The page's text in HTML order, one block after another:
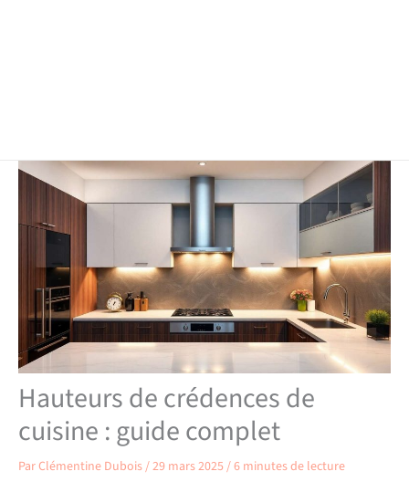
Hauteurs de crédences de
cuisine : guide complet
ParClémentine Dubois/29 mars 2025/6 minutes de lecture